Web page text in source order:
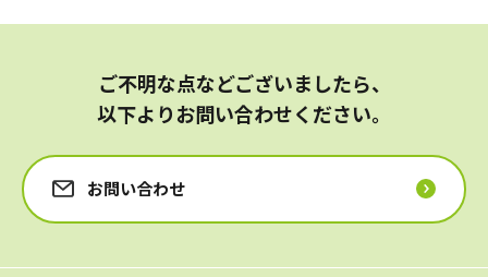
ご不明な点などございましたら、
以下よりお問い合わせください。
お問い合わせ